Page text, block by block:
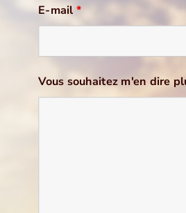
E-mail*
Vous souhaitez m'en dire